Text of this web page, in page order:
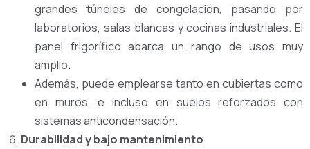
grandes túneles de congelación, pasando por
laboratorios, salas blancas y cocinas industriales. El
panel frigorífico abarca un rango de usos muy
amplio.
Además, puede emplearse tanto en cubiertas como
en muros, e incluso en suelos reforzados con
sistemas anticondensación.
Durabilidad y bajo mantenimiento